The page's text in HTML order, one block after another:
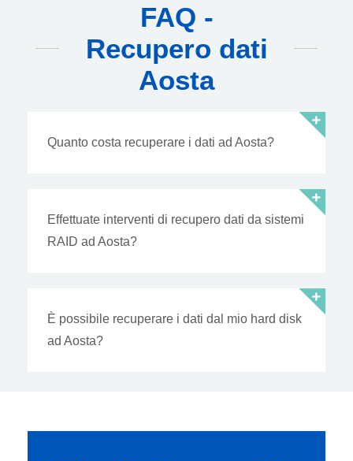
FAQ -
Recupero dati
Aosta
Quanto costa recuperare i dati ad Aosta?
Effettuate interventi di recupero dati da sistemi
RAID ad Aosta?
È possibile recuperare i dati dal mio hard disk
ad Aosta?